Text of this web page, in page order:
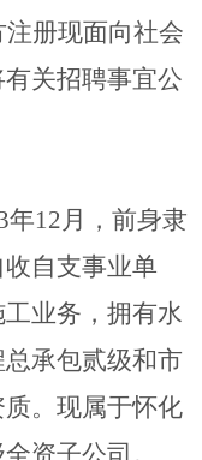
册现面向社会
关招聘事宜公
年12月，前身隶
自支事业单
业务，拥有水
承包贰级和市
。现属于怀化
资子公司。